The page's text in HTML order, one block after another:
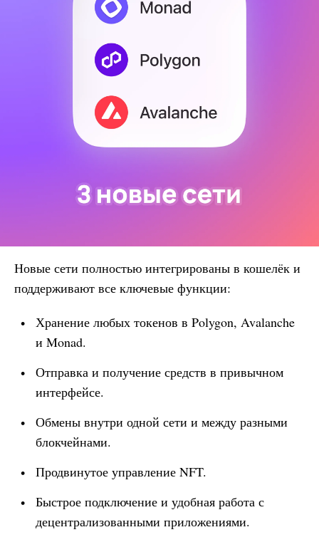
Новые сети полностью интегрированы в кошелёк и
поддерживают все ключевые функции:
Хранение любых токенов в Polygon, Avalanche
и Monad.
Отправка и получение средств в привычном
интерфейсе.
Обмены внутри одной сети и между разными
блокчейнами.
Продвинутое управление NFT.
Быстрое подключение и удобная работа с
децентрализованными приложениями.